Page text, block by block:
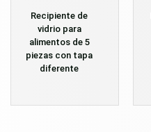
Recipiente de
vidrio para
alimentos de 5
piezas con tapa
diferente